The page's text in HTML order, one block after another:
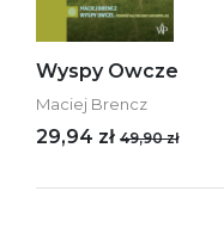
Wyspy Owcze
Maciej Brencz
29,94 zł 49,90 zł